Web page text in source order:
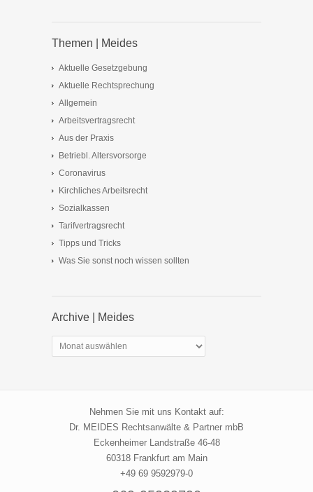
Themen | Meides
Aktuelle Gesetzgebung
Aktuelle Rechtsprechung
Allgemein
Arbeitsvertragsrecht
Aus der Praxis
Betriebl. Altersvorsorge
Coronavirus
Kirchliches Arbeitsrecht
Sozialkassen
Tarifvertragsrecht
Tipps und Tricks
Was Sie sonst noch wissen sollten
Archive | Meides
Archive
|
Nehmen Sie mit uns Kontakt auf:
Dr. MEIDES Rechtsanwälte & Partner mbB
Eckenheimer Landstraße 46-48
60318 Frankfurt am Main
+49 69 9592979-0